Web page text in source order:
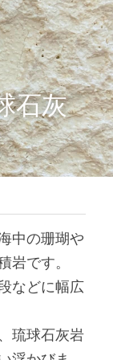
石灰
中の珊瑚や
岩です。
などに幅広
琉球石灰岩